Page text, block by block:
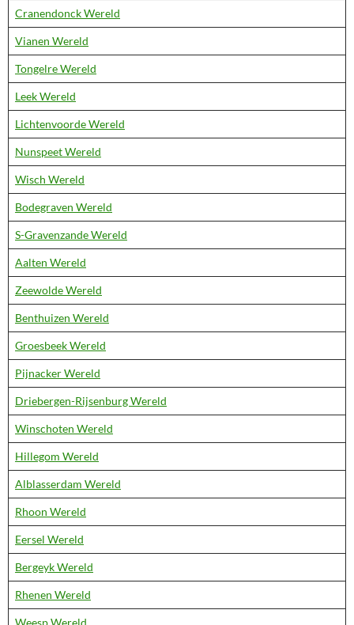
Cranendonck Wereld
Vianen Wereld
Tongelre Wereld
Leek Wereld
Lichtenvoorde Wereld
Nunspeet Wereld
Wisch Wereld
Bodegraven Wereld
S-Gravenzande Wereld
Aalten Wereld
Zeewolde Wereld
Benthuizen Wereld
Groesbeek Wereld
Pijnacker Wereld
Driebergen-Rijsenburg Wereld
Winschoten Wereld
Hillegom Wereld
Alblasserdam Wereld
Rhoon Wereld
Eersel Wereld
Bergeyk Wereld
Rhenen Wereld
Weesp Wereld